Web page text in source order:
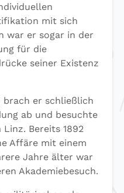
mit sich
war er sogar in der
für die
seiner Existenz
brach er schließlich
ab und besuchte
Bereits 1892
Affäre mit einem
Jahre älter war
Akademiebesuch.